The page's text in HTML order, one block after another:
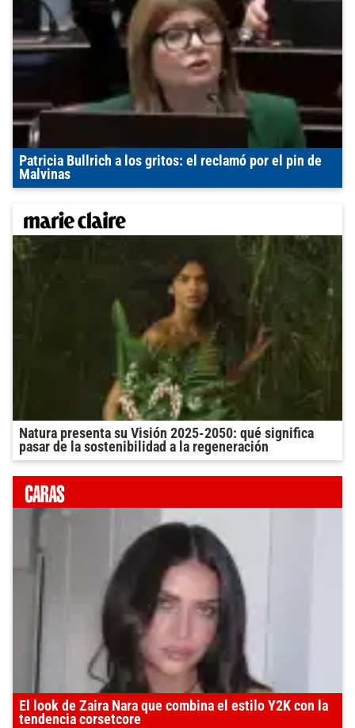
Patricia Bullrich a los gritos: el reclamó por el pin de
Malvinas
Natura presenta su Visión 2025-2050: qué significa
pasar de la sostenibilidad a la regeneración
El look de Zaira Nara que combina el estilo Y2K con la
tendencia corsetcore